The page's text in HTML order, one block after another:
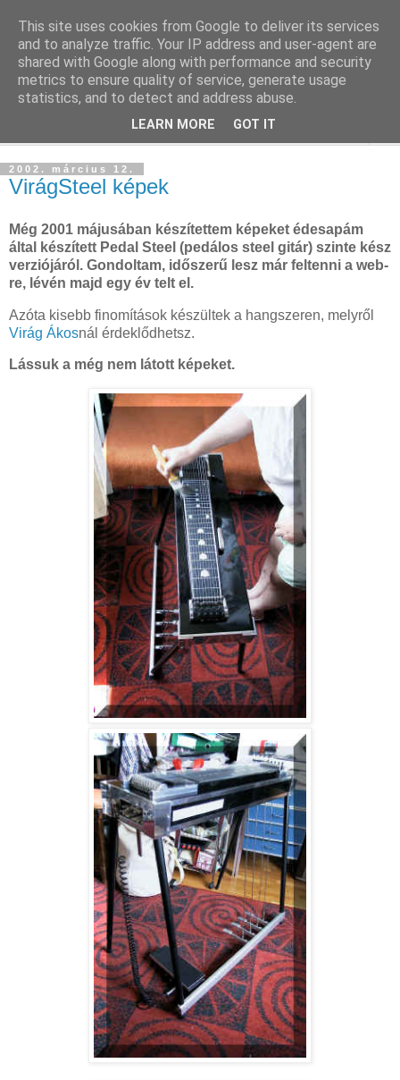
blog.sancho.hu
Egy techember blogja a mindennapok kütyüiről...
2002. március 12.
VirágSteel képek
Még 2001 májusában készítettem képeket édesapám
által készített Pedal Steel (pedálos steel gitár) szinte kész
verziójáról. Gondoltam, időszerű lesz már feltenni a web-
re, lévén majd egy év telt el.
Azóta kisebb finomítások készültek a hangszeren, melyről
Virág Ákosnál érdeklődhetsz.
Lássuk a még nem látott képeket.
This site uses cookies from Google to deliver its services
and to analyze traffic. Your IP address and user-agent are
shared with Google along with performance and security
metrics to ensure quality of service, generate usage
statistics, and to detect and address abuse.
LEARN MORE GOT IT